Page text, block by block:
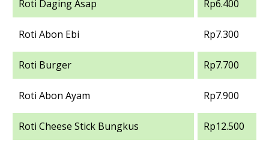
Roti Daging Asap Rp6.400
Roti Abon Ebi Rp7.300
Roti Burger Rp7.700
Roti Abon Ayam Rp7.900
Roti Cheese Stick Bungkus Rp12.500